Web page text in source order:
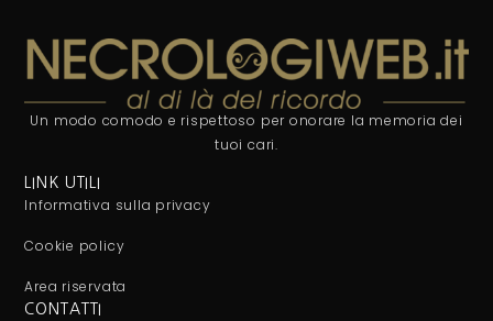
Un modo comodo e rispettoso per onorare la memoria dei
tuoi cari.
LINK UTILI
Informativa sulla privacy
Cookie policy
Area riservata
CONTATTI